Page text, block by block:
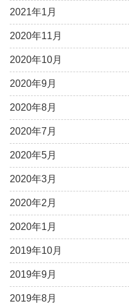
2021年1月
2020年11月
2020年10月
2020年9月
2020年8月
2020年7月
2020年5月
2020年3月
2020年2月
2020年1月
2019年10月
2019年9月
2019年8月